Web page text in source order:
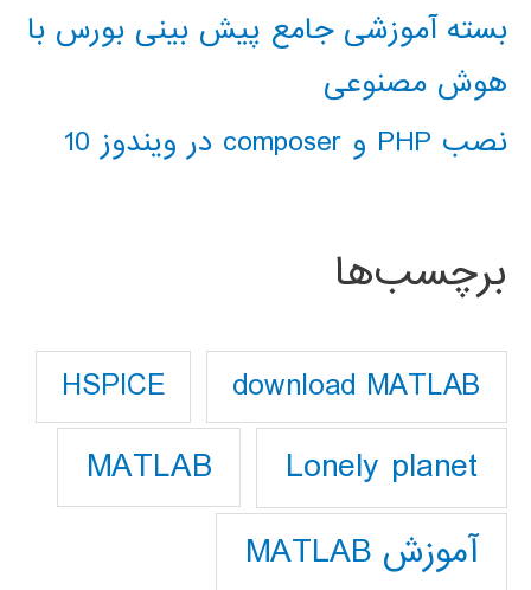
بسته آموزشی جامع پیش بینی بورس با
هوش مصنوعی
نصب PHP و composer در ویندوز 10
برچسب‌ها
download MATLAB
HSPICE
Lonely planet
MATLAB
آموزش MATLAB